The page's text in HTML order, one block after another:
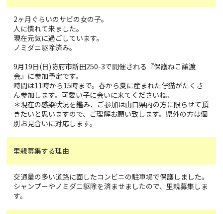
2ヶ月ぐらいのサビの女の子。
人に慣れて来ました。
現在元気に過ごしています。
ノミダニ駆除済み。
9月19日(日)防府市新田250-3で開催される『保護ねこ譲渡
会』に参加予定です。
時間は11時から15時まで。春から夏に産まれた仔猫がたくさ
ん参加します。可愛い子に会いに来てくださいね。
＊現在の感染状況を鑑み、ご参加は山口県内の方に限らせて頂
きたいと思いますので、ご理解お願い致します。県外の方は個
別お見合いに対応します。
里親募集する理由
交通量の多い道路に面したコンビニの駐車場で保護しました。
シャンプーやノミダニ駆除を済ませましたので、里親募集しま
す。